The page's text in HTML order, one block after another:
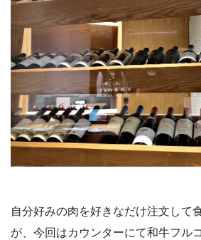
自分好みの肉を好きなだけ注文して
が、今回はカウンターにて和牛フル